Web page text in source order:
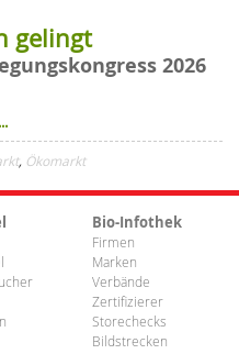
gelingt
2026
, Ökomarkt
Bio-Infothek
Firmen
Marken
Verbände
Zertifizierer
Storechecks
Bildstrecken